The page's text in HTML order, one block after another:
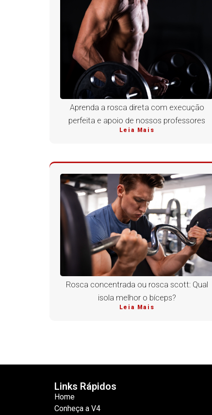
Aprenda a rosca direta com execução
perfeita e apoio de nossos professores
Leia Mais
Rosca concentrada ou rosca scott: Qual
isola melhor o bíceps?
Leia Mais
Links Rápidos
Home
Conheça a V4